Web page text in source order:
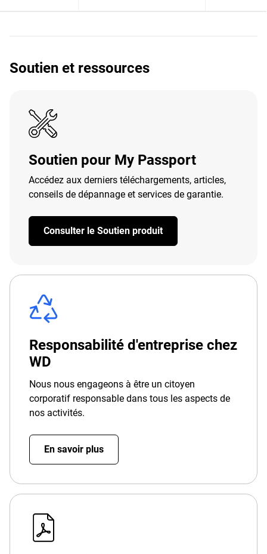
Soutien et ressources
Soutien pour My Passport
Accédez aux derniers téléchargements, articles,
conseils de dépannage et services de garantie.
Consulter le Soutien produit
Responsabilité d'entreprise chez
WD
Nous nous engageons à être un citoyen
corporatif responsable dans tous les aspects de
nos activités.
En savoir plus